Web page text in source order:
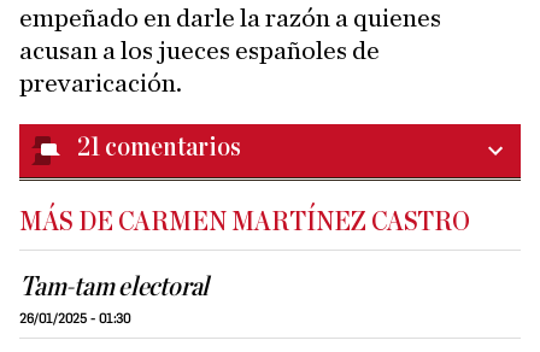
empeñado en darle la razón a quienes
acusan a los jueces españoles de
prevaricación.
21 comentarios
MÁS DE CARMEN MARTÍNEZ CASTRO
Tam-tam electoral
26/01/2025 - 01:30